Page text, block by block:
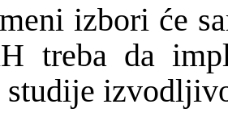
izbori će
treba da
studije